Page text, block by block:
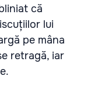
că
lui
pe mâna
retragă, iar